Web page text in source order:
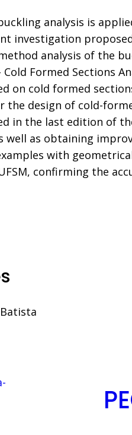
analysis is
investigation
analysis of the
Cold Formed Sections
on cold formed
design of cold-
in the last edition of
well as obtaining
with
confirming the